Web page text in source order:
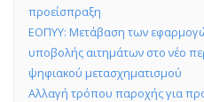
προείσπραξη
ΕΟΠΥΥ: Μετάβαση των
υποβολής αιτημάτων στο νέο
ψηφιακού μετασχηματισμού
Αλλαγή τρόπου παροχής για